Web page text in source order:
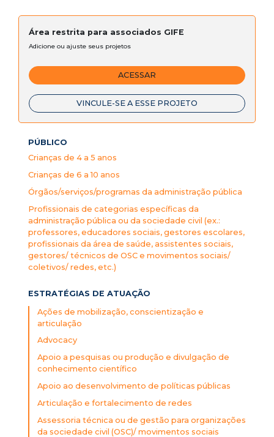
Área restrita para associados GIFE
Adicione ou ajuste seus projetos
ACESSAR
VINCULE-SE A ESSE PROJETO
PÚBLICO
Crianças de 4 a 5 anos
Crianças de 6 a 10 anos
Órgãos/serviços/programas da administração pública
Profissionais de categorias específicas da
administração pública ou da sociedade civil (ex.:
professores, educadores sociais, gestores escolares,
profissionais da área de saúde, assistentes sociais,
gestores/ técnicos de OSC e movimentos sociais/
coletivos/ redes, etc.)
ESTRATÉGIAS DE ATUAÇÃO
Ações de mobilização, conscientização e
articulação
Advocacy
Apoio a pesquisas ou produção e divulgação de
conhecimento científico
Apoio ao desenvolvimento de políticas públicas
Articulação e fortalecimento de redes
Assessoria técnica ou de gestão para organizações
da sociedade civil (OSC)/ movimentos sociais